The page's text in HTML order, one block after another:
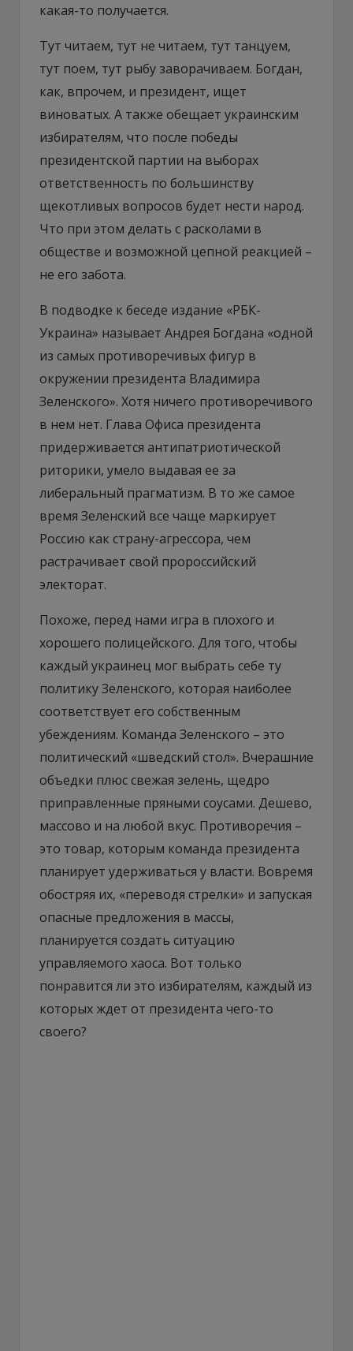
какая-то получается.
Тут читаем, тут не читаем, тут танцуем,
тут поем, тут рыбу заворачиваем. Богдан,
как, впрочем, и президент, ищет
виноватых. А также обещает украинским
избирателям, что после победы
президентской партии на выборах
ответственность по большинству
щекотливых вопросов будет нести народ.
Что при этом делать с расколами в
обществе и возможной цепной реакцией –
не его забота.
В подводке к беседе издание «РБК-
Украина» называет Андрея Богдана «одной
из самых противоречивых фигур в
окружении президента Владимира
Зеленского». Хотя ничего противоречивого
в нем нет. Глава Офиса президента
придерживается антипатриотической
риторики, умело выдавая ее за
либеральный прагматизм. В то же самое
время Зеленский все чаще маркирует
Россию как страну-агрессора, чем
растрачивает свой пророссийский
электорат.
Похоже, перед нами игра в плохого и
хорошего полицейского. Для того, чтобы
каждый украинец мог выбрать себе ту
политику Зеленского, которая наиболее
соответствует его собственным
убеждениям. Команда Зеленского – это
политический «шведский стол». Вчерашние
объедки плюс свежая зелень, щедро
приправленные пряными соусами. Дешево,
массово и на любой вкус. Противоречия –
это товар, которым команда президента
планирует удерживаться у власти. Вовремя
обостряя их, «переводя стрелки» и запуская
опасные предложения в массы,
планируется создать ситуацию
управляемого хаоса. Вот только
понравится ли это избирателям, каждый из
которых ждет от президента чего-то
своего?